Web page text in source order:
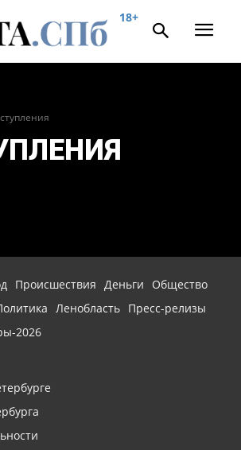
18+
Происшествия Деньги
Общество
Ленобласть Пресс-релизы
2026